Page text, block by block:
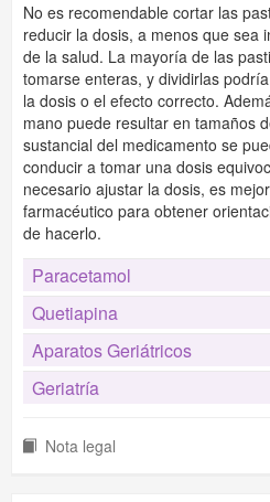
No es recomendable cortar las
reducir la dosis, a menos que sea
de la salud. La mayoría de las
tomarse enteras, y dividirlas
la dosis o el efecto correcto.
mano puede resultar en tamaños
sustancial del medicamento se
conducir a tomar una dosis
necesario ajustar la dosis, es
farmacéutico para obtener
de hacerlo.
Paracetamol
Quetiapina
Aparatos Geriátricos
Geriatría
Nota legal